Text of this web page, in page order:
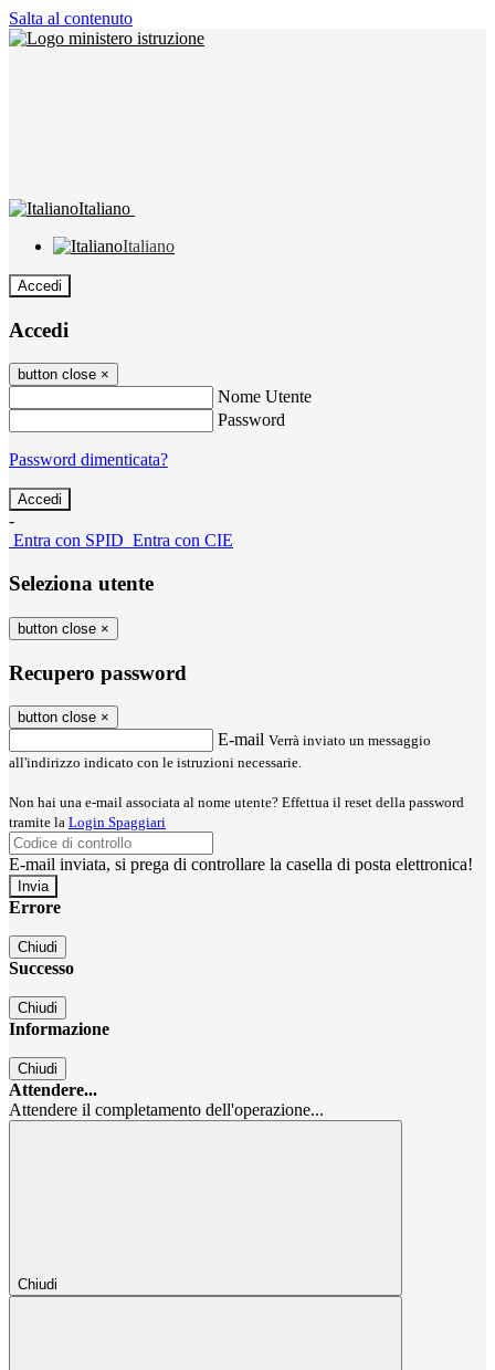
Salta al contenuto
Italiano
Italiano
Accedi
Accedi
button close ×
Nome Utente
Password
Password dimenticata?
-
Entra con SPID Entra con CIE
Seleziona utente
button close ×
Recupero password
button close ×
E-mail Verrà inviato un messaggio
all'indirizzo indicato con le istruzioni necessarie.
Non hai una e-mail associata al nome utente? Effettua il reset della password
tramite la Login Spaggiari
E-mail inviata, si prega di controllare la casella di posta elettronica!
Errore
Chiudi
Successo
Chiudi
Informazione
Chiudi
Attendere...
Attendere il completamento dell'operazione...
Chiudi